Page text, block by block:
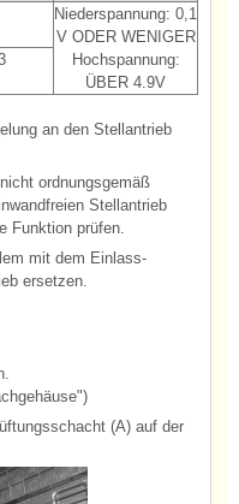
Niederspannung: 0,1
V ODER WENIGER
Hochspannung:
ÜBER 4.9V
an den Stellantrieb
ordnungsgemäß
Stellantrieb
Funktion prüfen.
mit dem Einlass-
ersetzen.
(A) auf der